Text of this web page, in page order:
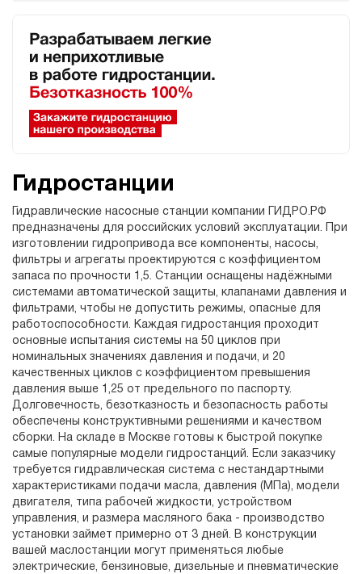
Гидростанции
Гидравлические насосные станции компании ГИДРО.РФ
предназначены для российских условий эксплуатации. При
изготовлении гидропривода все компоненты, насосы,
фильтры и агрегаты проектируются с коэффициентом
запаса по прочности 1,5. Станции оснащены надёжными
системами автоматической защиты, клапанами давления и
фильтрами, чтобы не допустить режимы, опасные для
работоспособности. Каждая гидростанция проходит
основные испытания системы на 50 циклов при
номинальных значениях давления и подачи, и 20
качественных циклов с коэффициентом превышения
давления выше 1,25 от предельного по паспорту.
Долговечность, безотказность и безопасность работы
обеспечены конструктивными решениями и качеством
сборки. На складе в Москве готовы к быстрой покупке
самые популярные модели гидростанций. Если заказчику
требуется гидравлическая система с нестандартными
характеристиками подачи масла, давления (МПа), модели
двигателя, типа рабочей жидкости, устройством
управления, и размера масляного бака - производство
установки займет примерно от 3 дней. В конструкции
вашей маслостанции могут применяться любые
электрические, бензиновые, дизельные и пневматические